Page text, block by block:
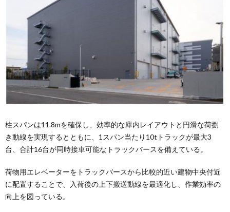
柱スパンは11.8mを確保し、効率的な庫内レイアウトと円滑な荷捌
き動線を実現するとともに、1スパン当たり10tトラックが最大3
台、合計16台が同時接車可能なトラックバースを備えている。
荷物用エレベーターをトラックバースから比較的近い建物中央付近
に配置することで、入荷後の上下搬送動線を最適化し、作業効率の
向上を図っている。